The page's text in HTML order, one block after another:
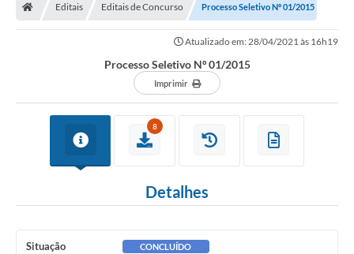
Editais Editais de Concurso Processo Seletivo Nº 01/2015
Atualizado em: 28/04/2021 às 16h19
Processo Seletivo Nº 01/2015
Imprimir
8
Detalhes
Situação CONCLUÍDO